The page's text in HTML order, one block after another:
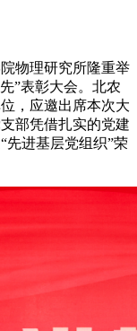
物理研究所隆重举
”表彰大会。北农
，应邀出席本次大
部凭借扎实的党建
先进基层党组织”荣